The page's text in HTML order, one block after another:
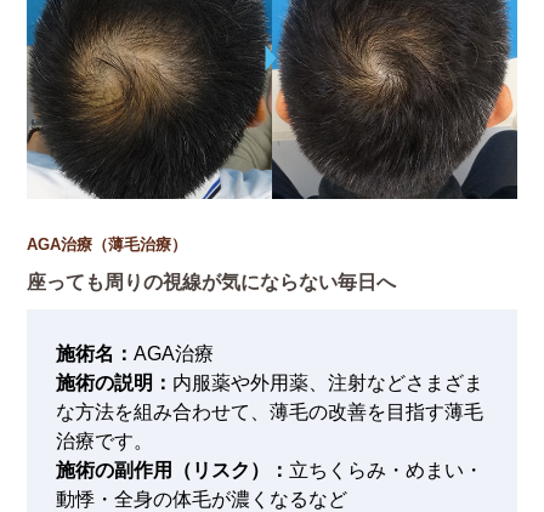
AGA治療（薄毛治療）
座っても周りの視線が気にならない毎日へ
施術名：AGA治療
施術の説明： 内服薬や外用薬、注射などさまざま
な方法を組み合わせて、薄毛の改善を目指す薄毛
治療です。
施術の副作用（リスク）： 立ちくらみ・めまい・
動悸・全身の体毛が濃くなるなど